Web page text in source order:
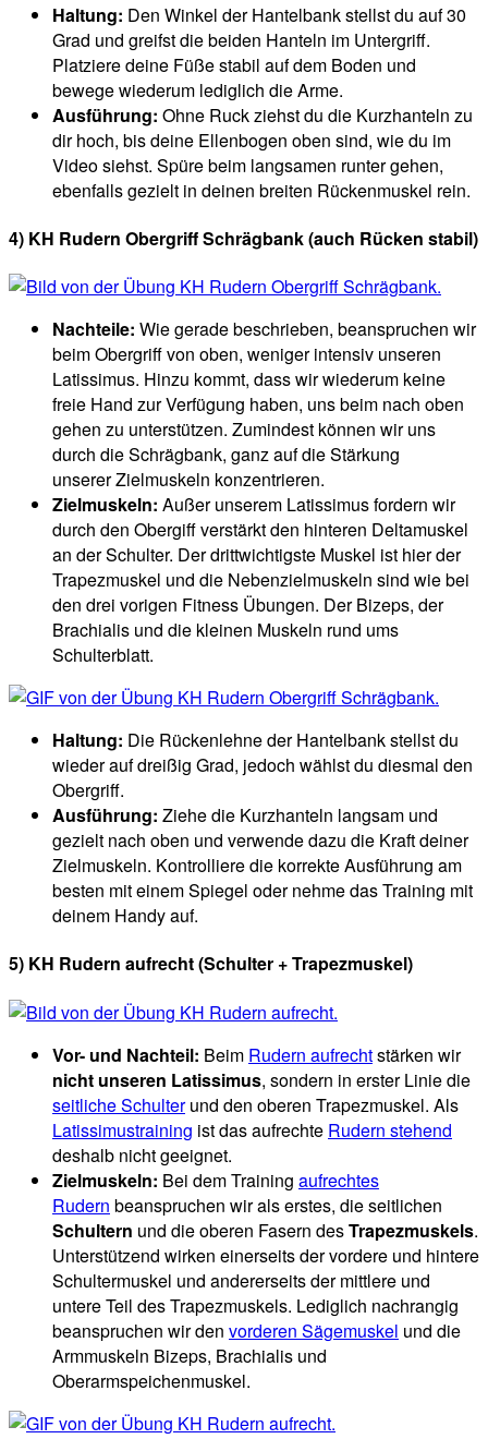
Haltung: Den Winkel der Hantelbank stellst du auf 30
Grad und greifst die beiden Hanteln im Untergriff.
Platziere deine Füße stabil auf dem Boden und
bewege wiederum lediglich die Arme.
Ausführung: Ohne Ruck ziehst du die Kurzhanteln zu
dir hoch, bis deine Ellenbogen oben sind, wie du im
Video siehst. Spüre beim langsamen runter gehen,
ebenfalls gezielt in deinen breiten Rückenmuskel rein.
4) KH Rudern Obergriff Schrägbank (auch Rücken stabil)
Nachteile: Wie gerade beschrieben, beanspruchen wir
beim Obergriff von oben, weniger intensiv unseren
Latissimus. Hinzu kommt, dass wir wiederum keine
freie Hand zur Verfügung haben, uns beim nach oben
gehen zu unterstützen. Zumindest können wir uns
durch die Schrägbank, ganz auf die Stärkung
unserer Zielmuskeln konzentrieren.
Zielmuskeln: Außer unserem Latissimus fordern wir
durch den Obergiff verstärkt den hinteren Deltamuskel
an der Schulter. Der drittwichtigste Muskel ist hier der
Trapezmuskel und die Nebenzielmuskeln sind wie bei
den drei vorigen Fitness Übungen. Der Bizeps, der
Brachialis und die kleinen Muskeln rund ums
Schulterblatt.
Haltung: Die Rückenlehne der Hantelbank stellst du
wieder auf dreißig Grad, jedoch wählst du diesmal den
Obergriff.
Ausführung: Ziehe die Kurzhanteln langsam und
gezielt nach oben und verwende dazu die Kraft deiner
Zielmuskeln. Kontrolliere die korrekte Ausführung am
besten mit einem Spiegel oder nehme das Training mit
deinem Handy auf.
5) KH Rudern aufrecht (Schulter + Trapezmuskel)
Vor- und Nachteil: Beim Rudern aufrechtstärken wir
nicht unseren Latissimus, sondern in erster Linie die
seitliche Schulterund den oberen Trapezmuskel. Als
Latissimustraining ist das aufrechte Rudern stehend
deshalb nicht geeignet.
Zielmuskeln: Bei dem Training aufrechtes
Rudern beanspruchen wir als erstes, die seitlichen
Schultern und die oberen Fasern desTrapezmuskels.
Unterstützend wirken einerseits der vordere und hintere
Schultermuskel und andererseits der mittlere und
untere Teil des Trapezmuskels. Lediglich nachrangig
beanspruchen wir den vorderen Sägemuskel und die
Armmuskeln Bizeps, Brachialis und
Oberarmspeichenmuskel.